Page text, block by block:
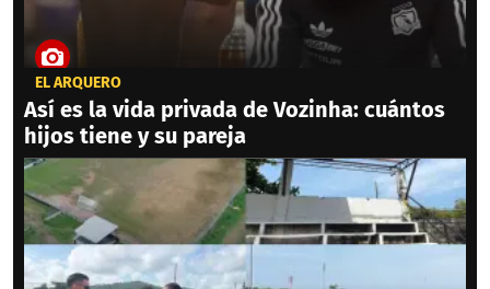
EL ARQUERO
Así es la vida privada de Vozinha: cuántos
hijos tiene y su pareja